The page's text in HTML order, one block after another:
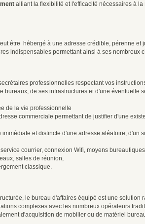
alliant la flexibilité et l'efficacité nécessaires à la
être hébergé à une adresse crédible, pérenne
indispensables permettant ainsi à ses nombreux
professionnelles respectant vos
de ses infrastructures et d'une éventuelle
de la vie professionnelle
commerciale permettant de justifier d'une
et distincte d'une adresse aléatoire, d'un
courrier, connexion Wifi, moyens
salles de réunion,
classique.
le bureau d'affaires équipé est une solution
complexes avec les nombreux opérateurs
d'acquisition de mobilier ou de matériel